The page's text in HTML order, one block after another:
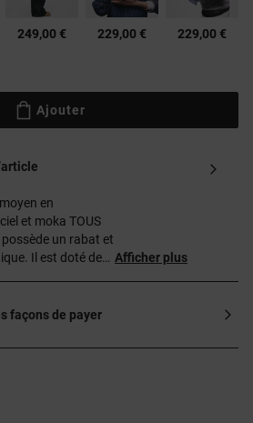
from
249,00 € 229,00 € 229,00 €
Ajouter
en
et moka TOUS
un rabat et
Il est doté de
Anse d’épaule fixe
Afficher plus
façons de payer